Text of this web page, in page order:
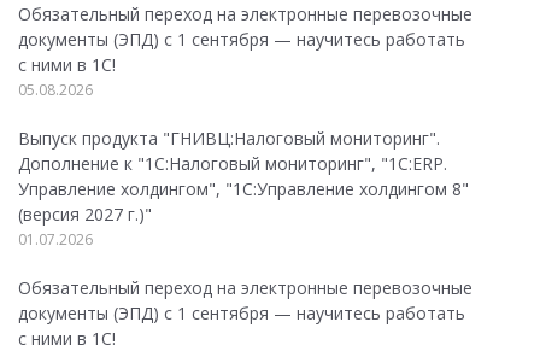
Обязательный переход на электронные перевозочные
документы (ЭПД) с 1 сентября — научитесь работать
с ними в 1С!
05.08.2026
Выпуск продукта "ГНИВЦ:Налоговый мониторинг".
Дополнение к "1С:Налоговый мониторинг", "1С:ERP.
Управление холдингом", "1С:Управление холдингом 8"
(версия 2027 г.)"
01.07.2026
Обязательный переход на электронные перевозочные
документы (ЭПД) с 1 сентября — научитесь работать
с ними в 1С!